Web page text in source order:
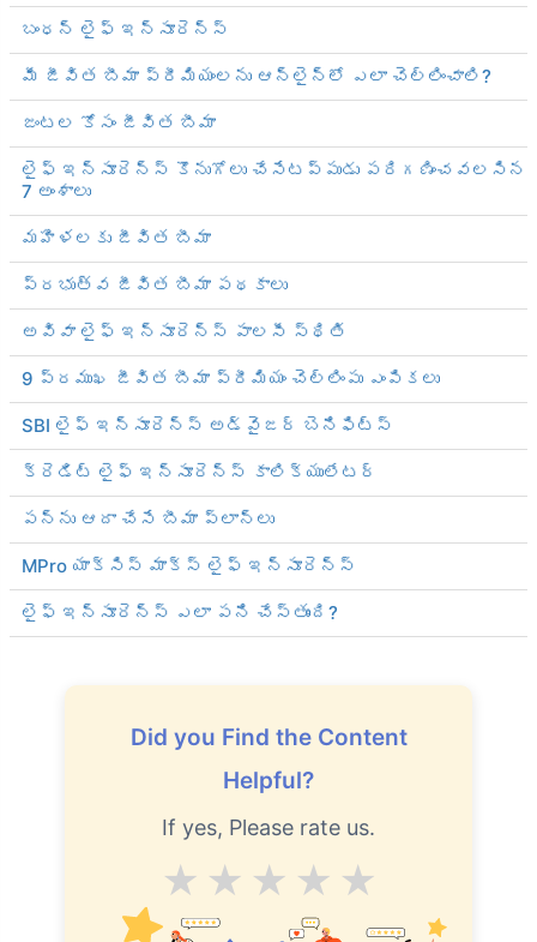
బంధన్ లైఫ్ ఇన్సూరెన్స్
మీ జీవిత బీమా ప్రీమియంలను ఆన్‌లైన్‌లో ఎలా చెల్లించాలి?
జంటల కోసం జీవిత బీమా
లైఫ్ ఇన్సూరెన్స్ కొనుగోలు చేసేటప్పుడు పరిగణించవలసిన
7 అంశాలు
మహిళలకు జీవిత బీమా
ప్రభుత్వ జీవిత బీమా పథకాలు
అవివా లైఫ్ ఇన్సూరెన్స్ పాలసీ స్థితి
9 ప్రముఖ జీవిత బీమా ప్రీమియం చెల్లింపు ఎంపికలు
SBI లైఫ్ ఇన్సూరెన్స్ అడ్వైజర్ బెనిఫిట్స్
క్రెడిట్ లైఫ్ ఇన్సూరెన్స్ కాలిక్యులేటర్
పన్ను ఆదా చేసే బీమా ప్లాన్‌లు
MPro యాక్సిస్ మాక్స్ లైఫ్ ఇన్సూరెన్స్
లైఫ్ ఇన్సూరెన్స్ ఎలా పని చేస్తుంది?
Did you Find the Content
Helpful?
If yes, Please rate us.
Excellent
V.Good
Good
Average